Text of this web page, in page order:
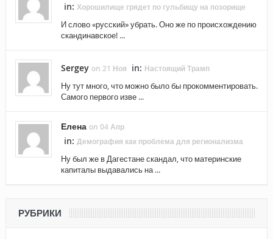
in: Хорошилище грядет по гульбищу на позорище
И слово «русский» убрать. Оно же по происхождению
скандинавское! ...
Sergey on 21 Ноя in: Настоящий Трамп
Ну тут много, что можно было бы прокомментировать.
Самого первого изве ...
Елена on 04 Апр
in: Демография как проблема для регионализма
Ну был же в Дагестане скандал, что материнские
капиталы выдавались на ...
РУБРИКИ